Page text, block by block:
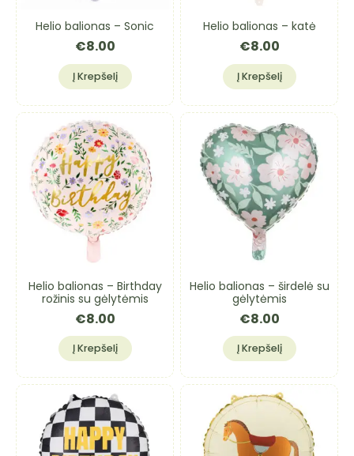
Helio balionas – Sonic
€8.00
Į Krepšelį
Helio balionas – katė
€8.00
Į Krepšelį
Helio balionas – Birthday
rožinis su gėlytėmis
€8.00
Į Krepšelį
Helio balionas – širdelė su
gėlytėmis
€8.00
Į Krepšelį